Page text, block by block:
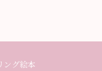
ング絵本